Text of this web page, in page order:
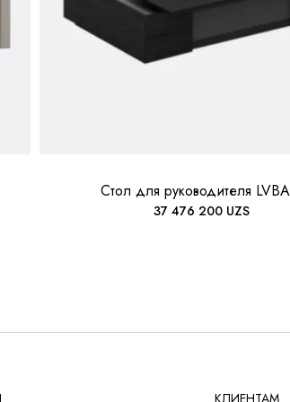
Стол для руководителя
37 476 200 UZS